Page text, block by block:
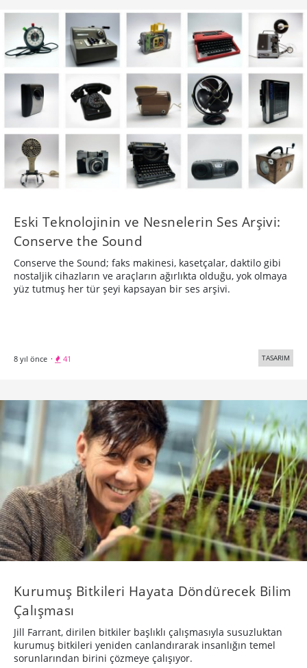
Eski Teknolojinin ve Nesnelerin Ses Arşivi:
Conserve the Sound
Conserve the Sound; faks makinesi, kasetçalar, daktilo gibi
nostaljik cihazların ve araçların ağırlıkta olduğu, yok olmaya
yüz tutmuş her tür şeyi kapsayan bir ses arşivi.
8 yıl önce · 41 TASARIM
Kurumuş Bitkileri Hayata Döndürecek Bilim
Çalışması
Jill Farrant, dirilen bitkiler başlıklı çalışmasıyla susuzluktan
kurumuş bitkileri yeniden canlandırarak insanlığın temel
sorunlarından birini çözmeye çalışıyor.